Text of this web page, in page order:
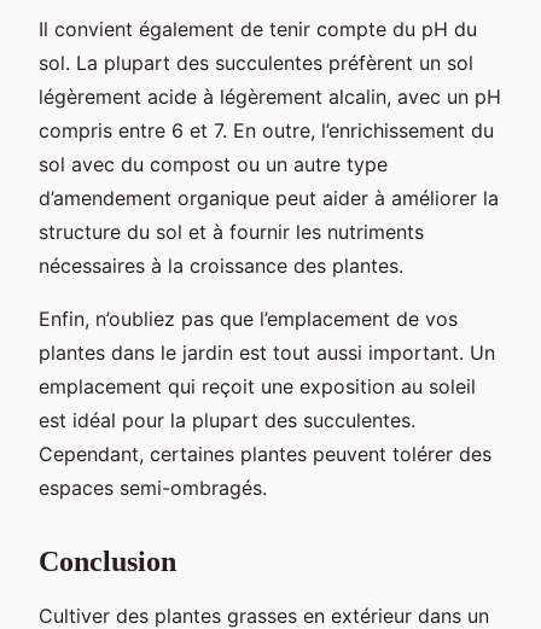
Il convient également de tenir compte du pH du
sol. La plupart des succulentes préfèrent un sol
légèrement acide à légèrement alcalin, avec un pH
compris entre 6 et 7. En outre, l’enrichissement du
sol avec du compost ou un autre type
d’amendement organique peut aider à améliorer la
structure du sol et à fournir les nutriments
nécessaires à la croissance des plantes.
Enfin, n’oubliez pas que l’emplacement de vos
plantes dans le jardin est tout aussi important. Un
emplacement qui reçoit une exposition au soleil
est idéal pour la plupart des succulentes.
Cependant, certaines plantes peuvent tolérer des
espaces semi-ombragés.
Conclusion
Cultiver des plantes grasses en extérieur dans un